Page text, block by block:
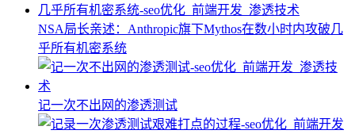
NSA局长亲述：Anthropic旗下Mythos在数小时内攻破几
乎所有机密系统
记一次不出网的渗透测试